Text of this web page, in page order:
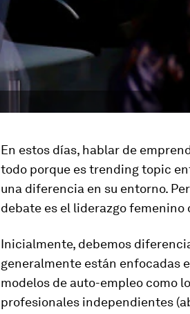
En estos días, hablar de
todo porque estrending topic
una diferencia en su entorno.
debate es el liderazgo
Inicialmente, debemos
generalmente están enfocadas
modelos de auto-empleo como
profesionales independientes